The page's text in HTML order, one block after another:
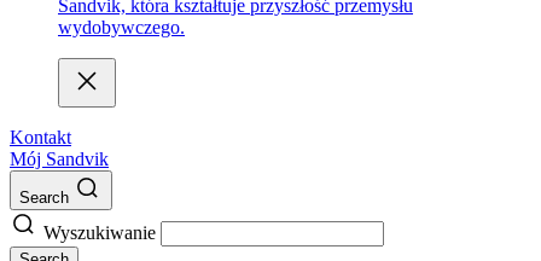
Sandvik, która kształtuje przyszłość przemysłu
wydobywczego.
Kontakt
Mój Sandvik
Search
Wyszukiwanie